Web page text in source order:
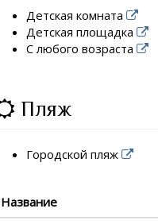
Детская комната
Детская площадка
С любого возраста
Пляж
Городской пляж
Название